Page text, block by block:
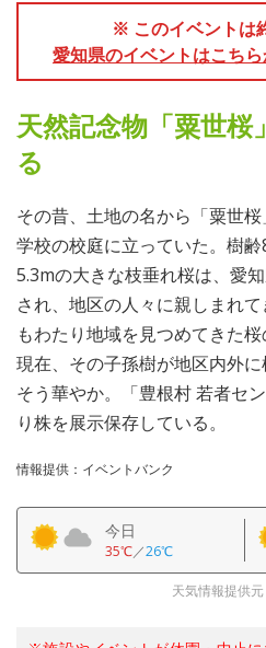
※ このイベントは
愛知県のイベントはこちら
天然記念物「粟世
る
その昔、土地の名から「粟世
学校の校庭に立っていた。樹
5.3mの大きな枝垂れ桜は、愛
され、地区の人々に親しまれ
もわたり地域を見つめてきた桜
現在、その子孫樹が地区内外
そう華やか。「豊根村 若者セ
り株を展示保存している。
情報提供：イベントバンク
今日
35℃／26℃
天気情報提供